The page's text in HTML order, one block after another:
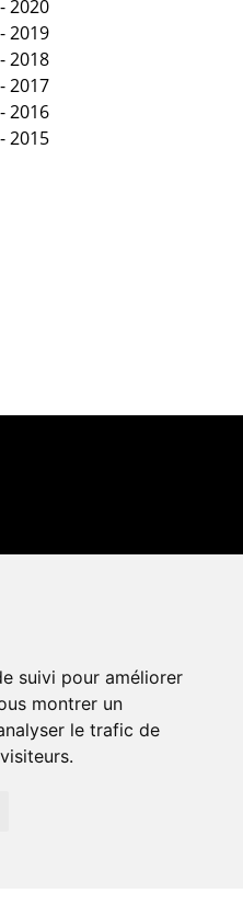
suivi pour améliorer
montrer un
le trafic de
2020
2019
2018
2017
2016
2015